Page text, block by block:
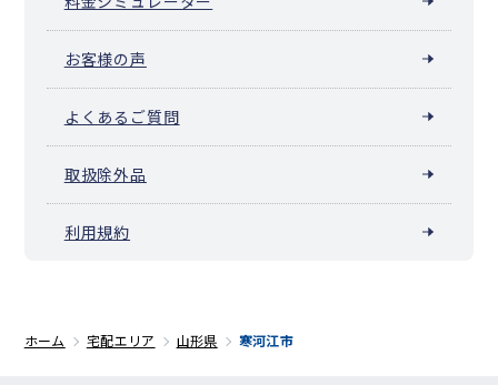
お客様の声
よくあるご質問
取扱除外品
利用規約
ホーム 宅配エリア 山形県 寒河江市